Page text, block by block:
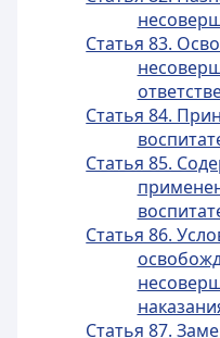
Статья 83.
Статья 84.
Статья 85.
Статья 86.
Статья 87.